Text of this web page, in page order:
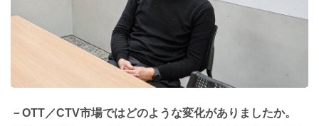
－OTT／CTV市場ではどのような変化がありましたか。